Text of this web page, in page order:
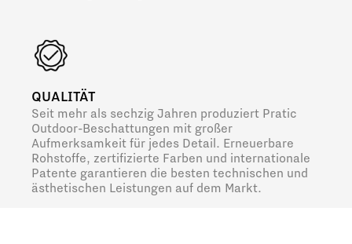
QUALITÄT
Seit mehr als sechzig Jahren produziert Pratic
Outdoor-Beschattungen mit großer
Aufmerksamkeit für jedes Detail. Erneuerbare
Rohstoffe, zertifizierte Farben und internationale
Patente garantieren die besten technischen und
ästhetischen Leistungen auf dem Markt.